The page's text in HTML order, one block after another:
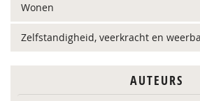
Wonen
Zelfstandigheid, veerkracht en
AUTEURS